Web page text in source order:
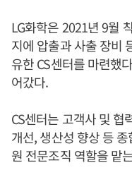
LG화학은 2021년 9월
지에 압출과 사출 장비
유한 CS센터를 마련했
어갔다.
CS센터는 고객사 및 협
개선, 생산성 향상 등
원 전문조직 역할을 맡